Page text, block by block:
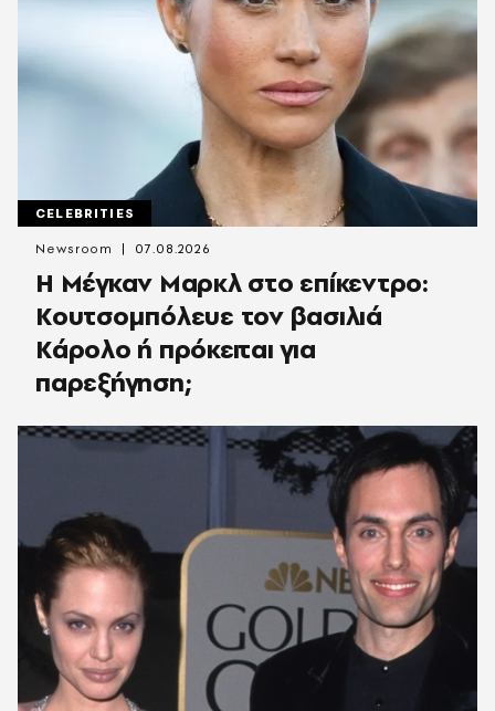
CELEBRITIES
Η Μέγκαν Μαρκλ στο επίκεντρο:
Κουτσομπόλευε τον βασιλιά
Κάρολο ή πρόκειται για
παρεξήγηση;
Newsroom 07.08.2026